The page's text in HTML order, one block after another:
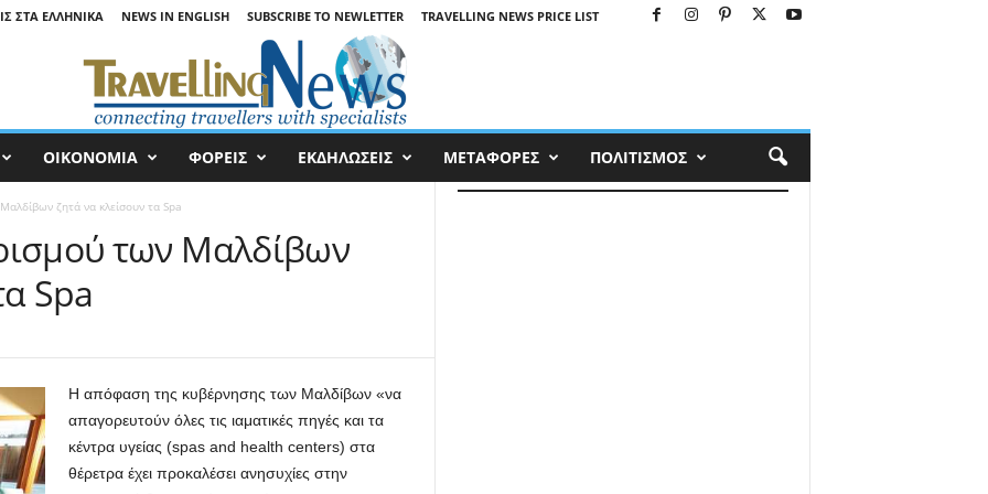
ΣΤΑ ΕΛΛΗΝΙΚΆ NEWS IN ENGLISH SUBSCRIBE TO NEWLETTER TRAVELLING NEWS PRICE LIST
ΟΙΚΟΝΟΜΙΑ ΦΟΡΕΙΣ ΕΚΔΗΛΩΣΕΙΣ ΜΕΤΑΦΟΡΕΣ ΠΟΛΙΤΙΣΜΟΣ
ζητά να κλείσουν τα Spa
των Μαλδίβων
Spa
Η απόφαση της κυβέρνησης των Μαλδίβων «να
απαγορευτούν όλες τις ιαματικές πηγές και τα
κέντρα υγείας (spas and health centers) στα
θέρετρα έχει προκαλέσει ανησυχίες στην